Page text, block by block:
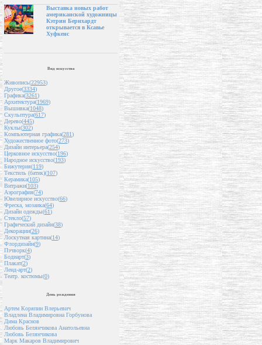
Выставка новых работ
американской художницы
Кэтрин Бернхардт
открывается в Ксавье
Хуфкенс
Вид искусства
Живопись(22953)
Другое(3334)
Графика(3261)
Архитектура(1969)
Вышивка(1048)
Скульптура(617)
Дерево(445)
Куклы(302)
Компьютерная графика(281)
Художественное фото(273)
Дизайн интерьера(254)
Церковное искусство(196)
Народное искусство(193)
Бижутерия(119)
Текстиль (батик)(107)
Керамика(105)
Витражи(103)
Аэрография(74)
Ювелирное искусство(66)
Фреска, мозаика(64)
Дизайн одежды(61)
Стекло(57)
Графический дизайн(38)
Декорации(26)
Лоскутная картина(14)
Флордизайн(9)
Пэчворк(4)
Бодиарт(3)
Плакат(2)
Ленд-арт(2)
Театр. костюмы(0)
День рождения
Артем Коряпин Влерьевич
Владлена Владимировна Горбунова
Дима Краснов
Любовь Белянчикова Анатольевна
Любовь Белянчикова
Марк Макаров Владимирович